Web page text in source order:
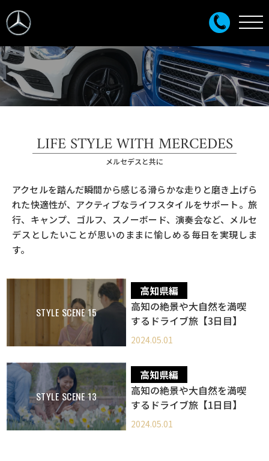
LIFE STYLE WITH MERCEDES
メルセデスと共に
アクセルを踏んだ瞬間から感じる滑らかな走りと磨き上げら
れた快適性が、アクティブなライフスタイルをサポート。旅
行、キャンプ、ゴルフ、スノーボード、演奏会など、メルセ
デスとしたいことが思いのままに愉しめる毎日を実現しま
す。
STYLE SCENE 15
高知県編
高知の絶景や大自然を満喫
するドライブ旅【3日目】
2024.05.01
STYLE SCENE 13
高知県編
高知の絶景や大自然を満喫
するドライブ旅【1日目】
2024.05.01